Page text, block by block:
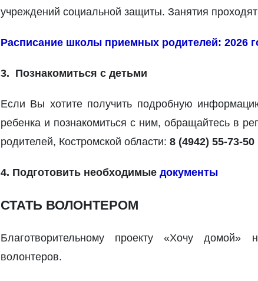
учреждений социальной защиты. Занятия
Расписание школы приемных родителей: 2026
3. Познакомиться с детьми
Если Вы хотите получить подробную
ребенка и познакомиться с ним, обращайтесь в
родителей, Костромской области: 8 (4942) 55-73-50
4. Подготовить необходимые документы
СТАТЬ ВОЛОНТЕРОМ
Благотворительному проекту «Хочу
волонтеров.